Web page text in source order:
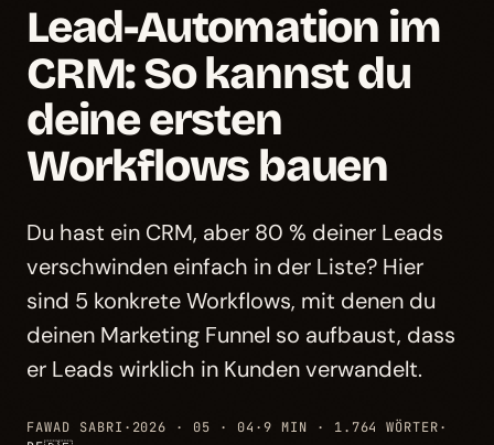
Lead-Automation im
CRM: So kannst du
deine ersten
Workflows bauen
Du hast ein CRM, aber 80 % deiner Leads
verschwinden einfach in der Liste? Hier
sind 5 konkrete Workflows, mit denen du
deinen Marketing Funnel so aufbaust, dass
er Leads wirklich in Kunden verwandelt.
FAWAD SABRI · 2026 · 05 · 04 ·9 MIN · 1.764 WÖRTER·